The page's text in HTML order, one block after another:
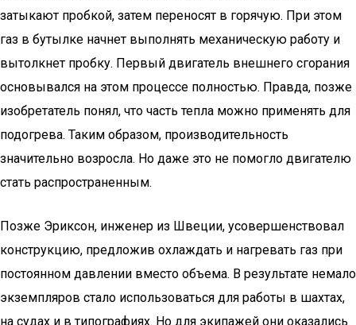
затыкают пробкой, затем переносят в горячую. При этом
газ в бутылке начнет выполнять механическую работу и
вытолкнет пробку. Первый двигатель внешнего сгорания
основывался на этом процессе полностью. Правда, позже
изобретатель понял, что часть тепла можно применять для
подогрева. Таким образом, производительность
значительно возросла. Но даже это не помогло двигателю
стать распространенным.
Позже Эриксон, инженер из Швеции, усовершенствовал
конструкцию, предложив охлаждать и нагревать газ при
постоянном давлении вместо объема. В результате немало
экземпляров стало использоваться для работы в шахтах,
на судах и в типографиях. Но для экипажей они оказались